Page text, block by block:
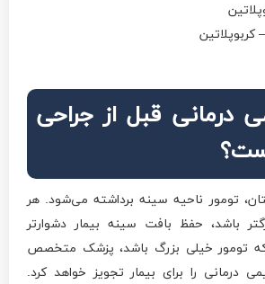
کربوپلاتین
درمانی قبل از جراحی
تومور ناحیه سینه برداشته می‌شود. هر
باشد، حفظ بافت سینه بیمار دشوارتر
که تومور خیلی بزرگ باشد، پزشک متخصص
درمانی را برای بیمار تجویز خواهد کرد.